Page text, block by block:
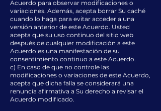
Acuerdo para observar modificaciones o
variaciones. Además, acepta borrar Su caché
cuando lo haga para evitar acceder a una
versión anterior de este Acuerdo. Usted
acepta que su uso continuo del sitio web
después de cualquier modificación a este
Acuerdo es una manifestación de su
consentimiento continuo a este Acuerdo.
c) En caso de que no controle las
modificaciones o variaciones de este Acuerdo,
acepta que dicha falla se considerará una
renuncia afirmativa a Su derecho a revisar el
Acuerdo modificado.